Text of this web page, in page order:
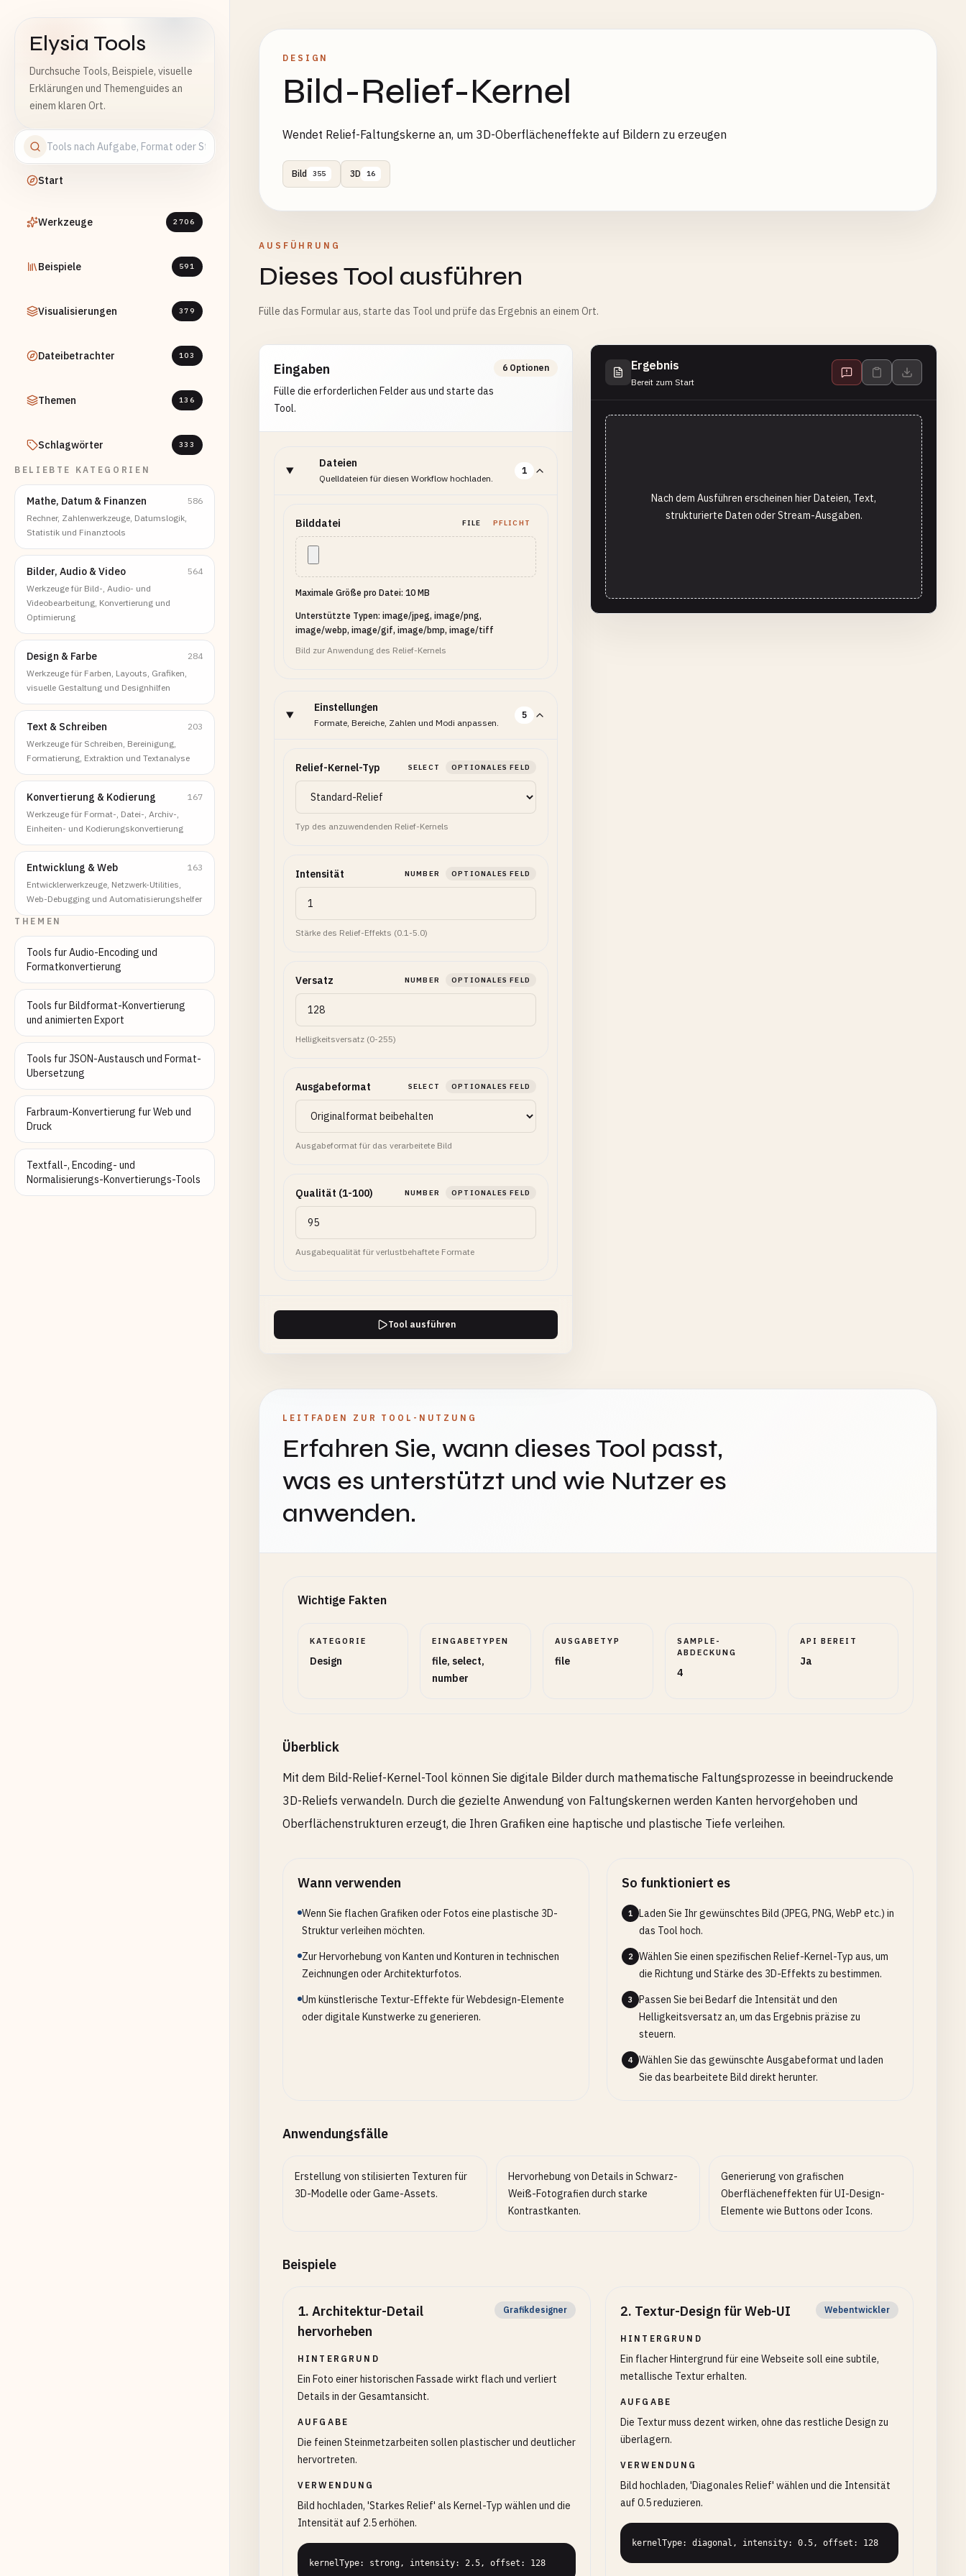
Elysia Tools
Durchsuche Tools, Beispiele, visuelle
Erklärungen und Themenguides an
einem klaren Ort.
Start
Werkzeuge 2706
Beispiele 591
Visualisierungen 379
Dateibetrachter 103
Themen 136
Schlagwörter 333
BELIEBTE KATEGORIEN
Mathe, Datum & Finanzen
586
Rechner, Zahlenwerkzeuge, Datumslogik,
Statistik und Finanztools
Bilder, Audio & Video
564
Werkzeuge für Bild-, Audio- und
Videobearbeitung, Konvertierung und
Optimierung
Design & Farbe
284
Werkzeuge für Farben, Layouts, Grafiken,
visuelle Gestaltung und Designhilfen
Text & Schreiben
203
Werkzeuge für Schreiben, Bereinigung,
Formatierung, Extraktion und Textanalyse
Konvertierung & Kodierung
167
Werkzeuge für Format-, Datei-, Archiv-,
Einheiten- und Kodierungskonvertierung
Entwicklung & Web
163
Entwicklerwerkzeuge, Netzwerk-Utilities,
Web-Debugging und Automatisierungshelfer
THEMEN
Tools fur Audio-Encoding und
Formatkonvertierung
Tools fur Bildformat-Konvertierung
und animierten Export
Tools fur JSON-Austausch und Format-
Ubersetzung
Farbraum-Konvertierung fur Web und
Druck
Textfall-, Encoding- und
Normalisierungs-Konvertierungs-Tools
DESIGN
Bild-Relief-Kernel
Wendet Relief-Faltungskerne an, um 3D-Oberflächeneffekte auf Bildern zu erzeugen
Bild 355 3D 16
AUSFÜHRUNG
Dieses Tool ausführen
Fülle das Formular aus, starte das Tool und prüfe das Ergebnis an einem Ort.
Eingaben
Fülle die erforderlichen Felder aus und starte das
Tool.
6 Optionen
Dateien
Quelldateien für diesen Workflow hochladen.
1
Bilddatei FILE PFLICHT
Maximale Größe pro Datei: 10 MB
Unterstützte Typen: image/jpeg, image/png,
image/webp, image/gif, image/bmp, image/tiff
Bild zur Anwendung des Relief-Kernels
Einstellungen
Formate, Bereiche, Zahlen und Modi anpassen.
5
Relief-Kernel-Typ SELECT OPTIONALES FELD
Typ des anzuwendenden Relief-Kernels
Intensität NUMBER OPTIONALES FELD
Stärke des Relief-Effekts (0.1-5.0)
Versatz NUMBER OPTIONALES FELD
Helligkeitsversatz (0-255)
Ausgabeformat SELECT OPTIONALES FELD
Ausgabeformat für das verarbeitete Bild
Qualität (1-100) NUMBER OPTIONALES FELD
Ausgabequalität für verlustbehaftete Formate
Tool ausführen
Ergebnis
Bereit zum Start
Nach dem Ausführen erscheinen hier Dateien, Text,
strukturierte Daten oder Stream-Ausgaben.
LEITFADEN ZUR TOOL-NUTZUNG
Erfahren Sie, wann dieses Tool passt,
was es unterstützt und wie Nutzer es
anwenden.
Wichtige Fakten
KATEGORIE
Design
EINGABETYPEN
file, select,
number
AUSGABETYP
file
SAMPLE-
ABDECKUNG
4
API BEREIT
Ja
Überblick
Mit dem Bild-Relief-Kernel-Tool können Sie digitale Bilder durch mathematische Faltungsprozesse in beeindruckende
3D-Reliefs verwandeln. Durch die gezielte Anwendung von Faltungskernen werden Kanten hervorgehoben und
Oberflächenstrukturen erzeugt, die Ihren Grafiken eine haptische und plastische Tiefe verleihen.
Wann verwenden
Wenn Sie flachen Grafiken oder Fotos eine plastische 3D-
Struktur verleihen möchten.
Zur Hervorhebung von Kanten und Konturen in technischen
Zeichnungen oder Architekturfotos.
Um künstlerische Textur-Effekte für Webdesign-Elemente
oder digitale Kunstwerke zu generieren.
So funktioniert es
1
Laden Sie Ihr gewünschtes Bild (JPEG, PNG, WebP etc.) in
das Tool hoch.
2
Wählen Sie einen spezifischen Relief-Kernel-Typ aus, um
die Richtung und Stärke des 3D-Effekts zu bestimmen.
3
Passen Sie bei Bedarf die Intensität und den
Helligkeitsversatz an, um das Ergebnis präzise zu
steuern.
4
Wählen Sie das gewünschte Ausgabeformat und laden
Sie das bearbeitete Bild direkt herunter.
Anwendungsfälle
Erstellung von stilisierten Texturen für
3D-Modelle oder Game-Assets.
Hervorhebung von Details in Schwarz-
Weiß-Fotografien durch starke
Kontrastkanten.
Generierung von grafischen
Oberflächeneffekten für UI-Design-
Elemente wie Buttons oder Icons.
Beispiele
1. Architektur-Detail
hervorheben
Grafikdesigner
HINTERGRUND
Ein Foto einer historischen Fassade wirkt flach und verliert
Details in der Gesamtansicht.
AUFGABE
Die feinen Steinmetzarbeiten sollen plastischer und deutlicher
hervortreten.
VERWENDUNG
Bild hochladen, 'Starkes Relief' als Kernel-Typ wählen und die
Intensität auf 2.5 erhöhen.
kernelType: strong, intensity: 2.5, offset: 128
2. Textur-Design für Web-UI Webentwickler
HINTERGRUND
Ein flacher Hintergrund für eine Webseite soll eine subtile,
metallische Textur erhalten.
AUFGABE
Die Textur muss dezent wirken, ohne das restliche Design zu
überlagern.
VERWENDUNG
Bild hochladen, 'Diagonales Relief' wählen und die Intensität
auf 0.5 reduzieren.
kernelType: diagonal, intensity: 0.5, offset: 128